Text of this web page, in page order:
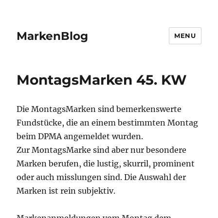
MarkenBlog MENU
MontagsMarken 45. KW
Die MontagsMarken sind bemerkenswerte
Fundstücke, die an einem bestimmten Montag
beim DPMA angemeldet wurden.
Zur MontagsMarke sind aber nur besondere
Marken berufen, die lustig, skurril, prominent
oder auch misslungen sind. Die Auswahl der
Marken ist rein subjektiv.